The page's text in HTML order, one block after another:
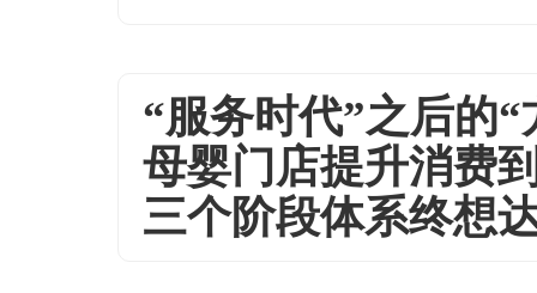
“服务时代”之后的
母婴门店提升消费
三个阶段体系终想